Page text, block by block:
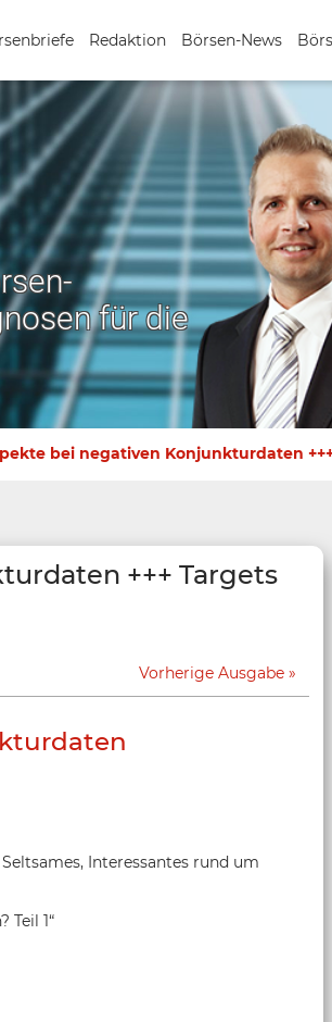
Redaktion Börsen-News
für die
bei negativen Konjunkturdaten
+++ Targets
Vorherige Ausgabe
Interessantes rund um
Teil 1“